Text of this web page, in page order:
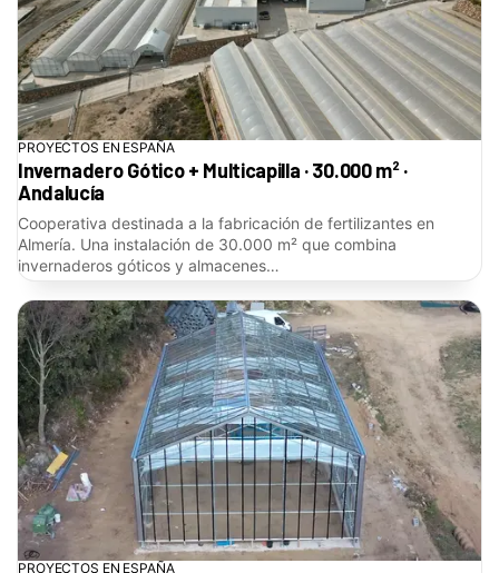
PROYECTOS EN ESPAÑA
Invernadero Gótico + Multicapilla · 30.000 m² ·
Andalucía
Cooperativa destinada a la fabricación de fertilizantes en
Almería. Una instalación de 30.000 m² que combina
invernaderos góticos y almacenes…
PROYECTOS EN ESPAÑA